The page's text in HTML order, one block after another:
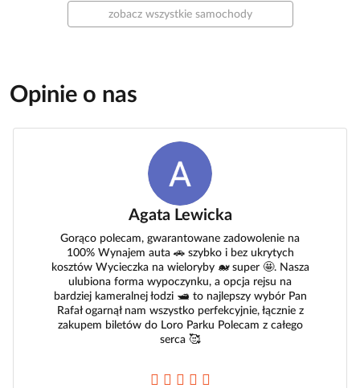
zobacz wszystkie samochody
Opinie o nas
Agata Lewicka
Gorąco polecam, gwarantowane zadowolenie na
100% Wynajem auta 🚗 szybko i bez ukrytych
kosztów Wycieczka na wieloryby 🐋 super 🤩. Nasza
ulubiona forma wypoczynku, a opcja rejsu na
bardziej kameralnej łodzi 🛥️ to najlepszy wybór Pan
Rafał ogarnął nam wszystko perfekcyjnie, łącznie z
zakupem biletów do Loro Parku Polecam z całego
serca 🥰